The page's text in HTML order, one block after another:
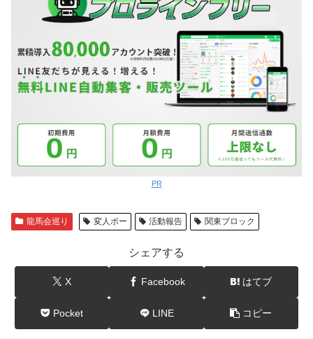
PR
龍馬会巡り 変人ポー 活動報告 関東ブロック
シェアする
X Facebook はてブ
Pocket LINE コピー